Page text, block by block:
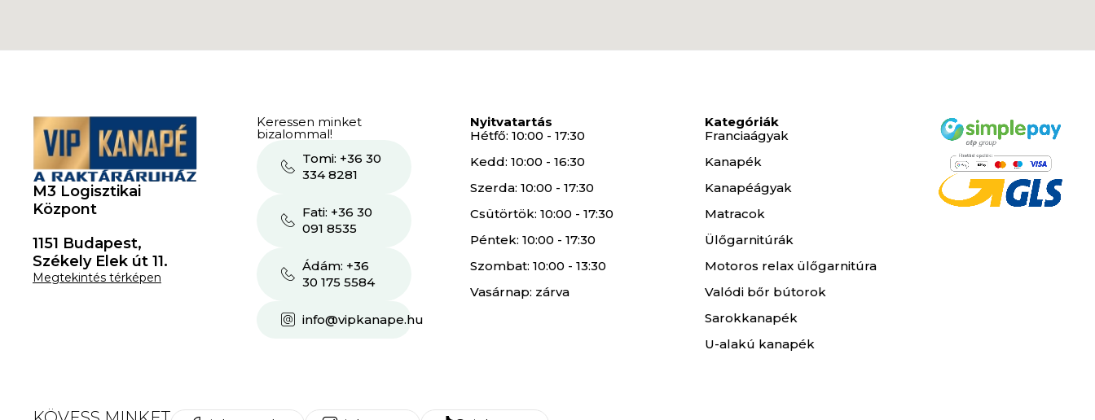
M3 Logisztikai
Központ
1151 Budapest,
Székely Elek út 11.
Megtekintés térképen
Keressen minket
bizalommal!
Tomi: +36 30
334 8281
Fati: +36 30
091 8535
Ádám: +36
30 175 5584
info@vipkanape.hu
Nyitvatartás
Hétfő: 10:00 - 17:30
Kedd: 10:00 - 16:30
Szerda: 10:00 - 17:30
Csütörtök: 10:00 - 17:30
Péntek: 10:00 - 17:30
Szombat: 10:00 - 13:30
Vasárnap: zárva
Kategóriák
Franciaágyak
Kanapék
Kanapéágyak
Matracok
Ülőgarnitúrák
Motoros relax ülőgarnitúra
Valódi bőr bútorok
Sarokkanapék
U-alakú kanapék